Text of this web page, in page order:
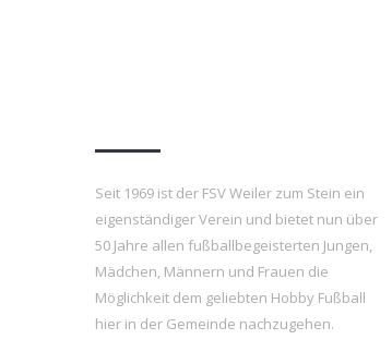
Seit 1969 ist der FSV Weiler zum Stein ein
eigenständiger Verein und bietet nun über
50 Jahre allen fußballbegeisterten Jungen,
Mädchen, Männern und Frauen die
Möglichkeit dem geliebten Hobby Fußball
hier in der Gemeinde nachzugehen.